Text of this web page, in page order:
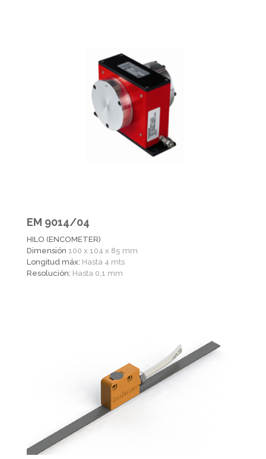
EM 9014/04
HILO (ENCOMETER)
Dimensión 100 x 104 x 85 mm
Longitud máx: Hasta 4 mts
Resolución: Hasta 0,1 mm